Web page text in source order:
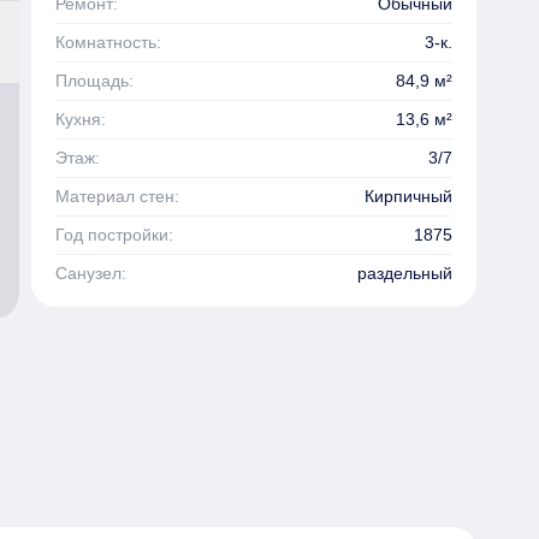
Комнатность:
3-к.
Площадь:
84,9 м²
Кухня:
13,6 м²
Этаж:
3/7
Материал стен:
Кирпичный
Год постройки:
1875
Санузел:
раздельный